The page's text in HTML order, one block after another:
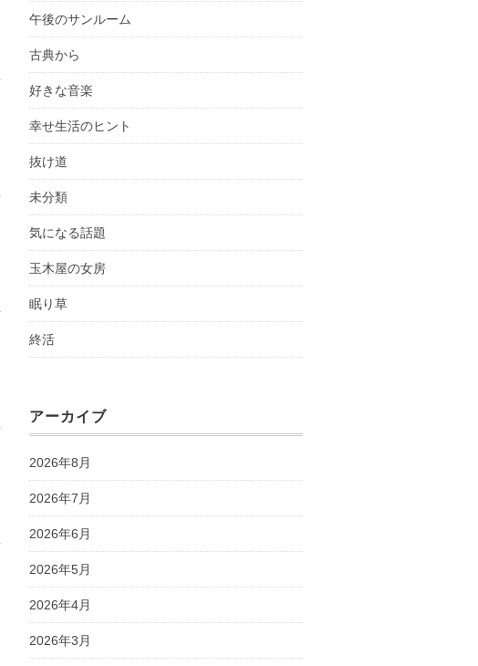
午後のサンルーム
古典から
好きな音楽
幸せ生活のヒント
抜け道
未分類
気になる話題
玉木屋の女房
眠り草
終活
アーカイブ
2026年8月
2026年7月
2026年6月
2026年5月
2026年4月
2026年3月